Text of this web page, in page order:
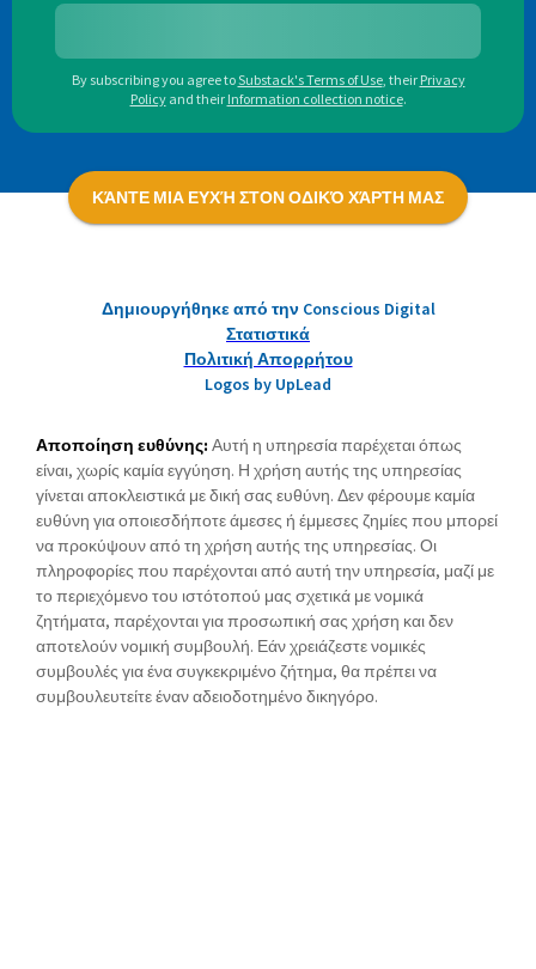
By subscribing you agree toSubstack's Terms of Use, their Privacy
Policy and their Information collection notice.
ΚΆΝΤΕ ΜΙΑ ΕΥΧΉ ΣΤΟΝ ΟΔΙΚΌ ΧΆΡΤΗ ΜΑΣ
Δημιουργήθηκε από την Conscious Digital
Στατιστικά
Πολιτική Απορρήτου
Logos by UpLead
Αποποίηση ευθύνης: Αυτή η υπηρεσία παρέχεται όπως
είναι, χωρίς καμία εγγύηση. Η χρήση αυτής της υπηρεσίας
γίνεται αποκλειστικά με δική σας ευθύνη. Δεν φέρουμε καμία
ευθύνη για οποιεσδήποτε άμεσες ή έμμεσες ζημίες που μπορεί
να προκύψουν από τη χρήση αυτής της υπηρεσίας. Οι
πληροφορίες που παρέχονται από αυτή την υπηρεσία, μαζί με
το περιεχόμενο του ιστότοπού μας σχετικά με νομικά
ζητήματα, παρέχονται για προσωπική σας χρήση και δεν
αποτελούν νομική συμβουλή. Εάν χρειάζεστε νομικές
συμβουλές για ένα συγκεκριμένο ζήτημα, θα πρέπει να
συμβουλευτείτε έναν αδειοδοτημένο δικηγόρο.